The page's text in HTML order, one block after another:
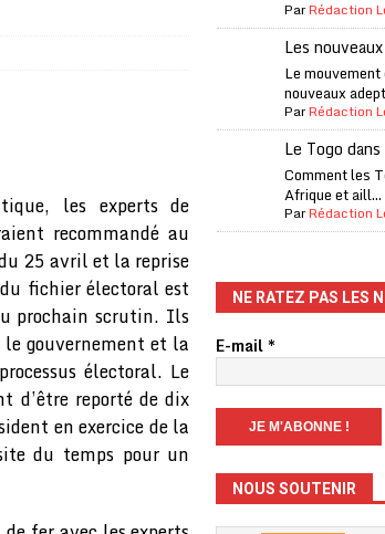
enregistre 99% de couverture
A LA UNE
financière
de l’AC Milan, est mort à 66 ans
A LA UNE
de la Coupe du monde
MONDE
UNE
à «l’unanimité» d’un boycott des Coupes du monde
exige une enquête
A LA UNE
de Côte d’Ivoire A LA UNE
les experts de
recommandé au
25 avril et la reprise
fichier électoral est
prochain scrutin. Ils
gouvernement et la
électoral. Le
reporté de dix
en exercice de la
du temps pour un
ParRédaction
Les
Le
nouveaux
ParRédaction
Le Togo
Comment les
Afrique et aill...
ParRédaction
NE RATEZ PAS LES
E-mail*
NOUS SOUTENIR